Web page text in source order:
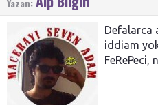
Yazan:
Defalarca
iddiam
FeRePeci,